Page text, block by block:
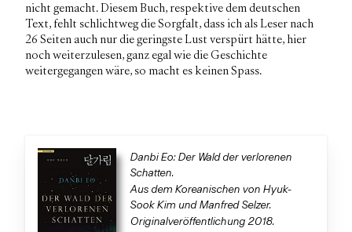
nicht gemacht. Diesem Buch, respektive dem deutschen
Text, fehlt schlichtweg die Sorgfalt, dass ich als Leser nach
26 Seiten auch nur die geringste Lust verspürt hätte, hier
noch weiterzulesen, ganz egal wie die Geschichte
weitergegangen wäre, so macht es keinen Spass.
Danbi Eo: Der Wald der verlorenen
Schatten.
Aus dem Koreanischen von Hyuk-
Sook Kim und Manfred Selzer.
Originalveröffentlichung 2018.